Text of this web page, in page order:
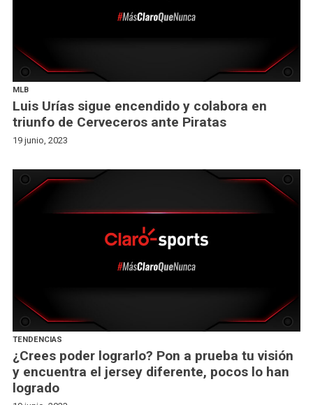
MLB
Luis Urías sigue encendido y colabora en
triunfo de Cerveceros ante Piratas
19 junio, 2023
TENDENCIAS
¿Crees poder lograrlo? Pon a prueba tu visión
y encuentra el jersey diferente, pocos lo han
logrado